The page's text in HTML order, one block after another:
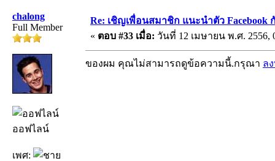
chalong
Full Member
ออฟไลน์
เพศ:
Re: เชิญเพื่อนสมาชิก แนะนำตัว Facebook
« ตอบ #33 เมื่อ: วันที่ 12 เมษายน พ.ศ. 2556,
ของผม คุณไม่สามารถดูข้อความนี้.กรุณา ล